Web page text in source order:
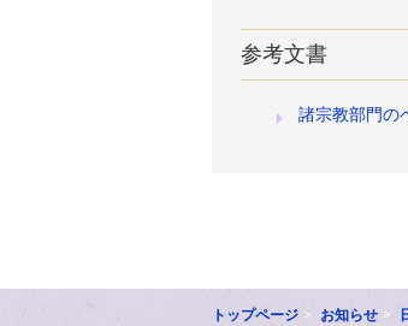
参考文書
諸宗教部門の
トップページ お知らせ